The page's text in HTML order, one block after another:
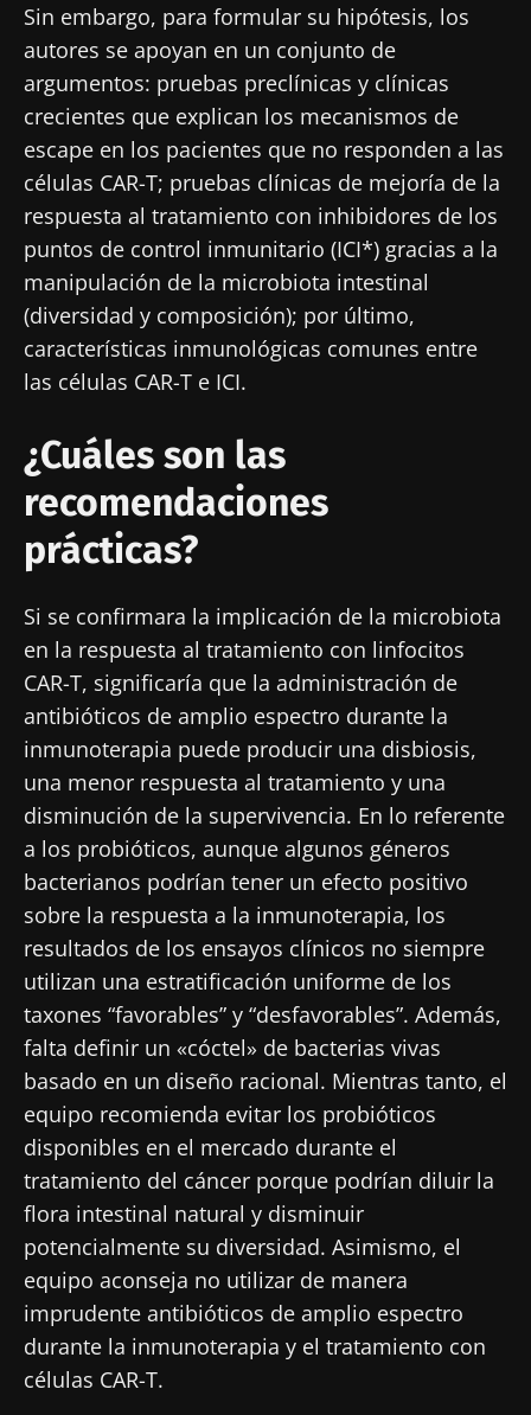
Sin embargo, para formular su hipótesis, los
autores se apoyan en un conjunto de
argumentos: pruebas preclínicas y clínicas
crecientes que explican los mecanismos de
escape en los pacientes que no responden a las
células CAR-T; pruebas clínicas de mejoría de la
respuesta al tratamiento con inhibidores de los
puntos de control inmunitario (ICI*) gracias a la
manipulación de la microbiota intestinal
(diversidad y composición); por último,
características inmunológicas comunes entre
las células CAR-T e ICI.
¿Cuáles son las
recomendaciones
prácticas?
Si se confirmara la implicación de la microbiota
en la respuesta al tratamiento con linfocitos
CAR-T, significaría que la administración de
antibióticos de amplio espectro durante la
inmunoterapia puede producir una disbiosis,
una menor respuesta al tratamiento y una
disminución de la supervivencia. En lo referente
a los probióticos, aunque algunos géneros
bacterianos podrían tener un efecto positivo
sobre la respuesta a la inmunoterapia, los
resultados de los ensayos clínicos no siempre
utilizan una estratificación uniforme de los
taxones “favorables” y “desfavorables”. Además,
falta definir un «cóctel» de bacterias vivas
basado en un diseño racional. Mientras tanto, el
equipo recomienda evitar los probióticos
disponibles en el mercado durante el
tratamiento del cáncer porque podrían diluir la
flora intestinal natural y disminuir
potencialmente su diversidad. Asimismo, el
equipo aconseja no utilizar de manera
imprudente antibióticos de amplio espectro
durante la inmunoterapia y el tratamiento con
células CAR-T.
Redirección
Está a punto de ser redirigido y de dejar
Mantenerse informado
Únase a la comunidad de la microbiota para
profesionales sanitarios y reciba el
"Microbiota Digest" y el "HCP Magazine" que
le permitirá mantenerse informado sobre la
microbiota.
¡No se vaya tan rápido!
Únase a la comunidad de la microbiota para
profesionales sanitarios y reciba el
"Microbiota Digest" y el "HCP Magazine" que
le permitirá mantenerse informado sobre la
microbiota.
Me gustaría registrarme para recibir más
noticias de Biocodex
He leído y acepto lascondiciones generales
de uso y la